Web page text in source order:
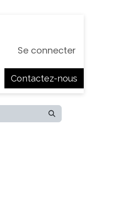
Se connecter
Contactez-nous